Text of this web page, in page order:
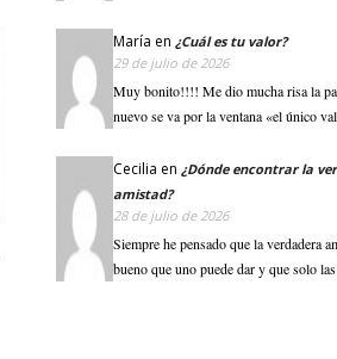
María en ¿Cuál es tu valor?
29 de julio de 2026
Muy bonito!!!! Me dio mucha risa la
nuevo se va por la ventana «el único
Cecilia en ¿Dónde encontrar la
amistad?
28 de julio de 2026
Siempre he pensado que la verdadera
bueno que uno puede dar y que solo